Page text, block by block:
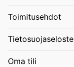
Toimitusehdot
Tietosuojaseloste
Oma tili